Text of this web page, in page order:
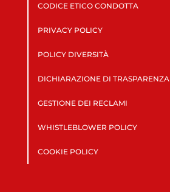
CODICE ETICO CONDOTTA
PRIVACY POLICY
POLICY DIVERSITÀ
DICHIARAZIONE DI TRASPARENZA
GESTIONE DEI RECLAMI
WHISTLEBLOWER POLICY
COOKIE POLICY